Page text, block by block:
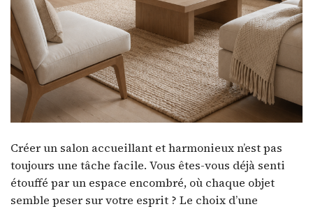
Créer un salon accueillant et harmonieux n’est pas
toujours une tâche facile. Vous êtes-vous déjà senti
étouffé par un espace encombré, où chaque objet
semble peser sur votre esprit ? Le choix d’une